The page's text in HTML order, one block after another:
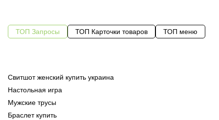
ТОП Запросы ТОП Карточки товаров ТОП меню
Свитшот женский купить украина
Настольная игра
Мужские трусы
Браслет купить